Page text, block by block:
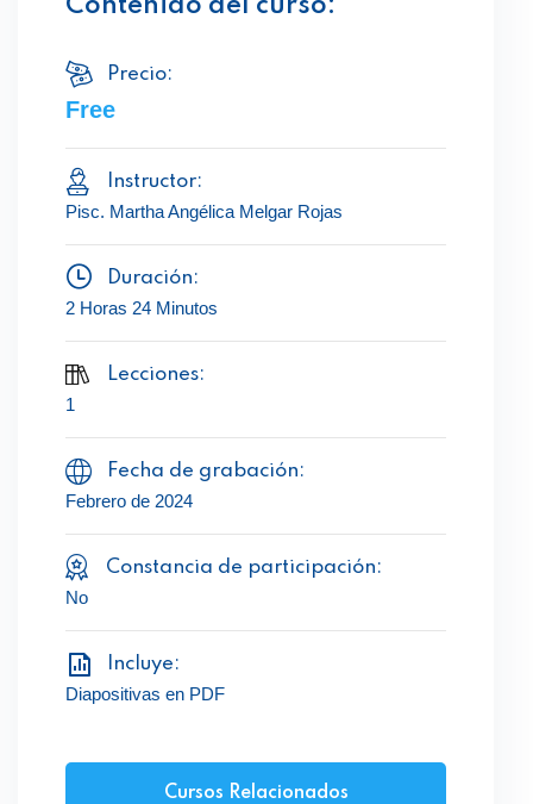
Contenido del curso:
Precio:
Free
Instructor:
Pisc. Martha Angélica Melgar Rojas
Duración:
2 Horas 24 Minutos
Lecciones:
1
Fecha de grabación:
Febrero de 2024
Constancia de participación:
No
Incluye:
Diapositivas en PDF
Cursos Relacionados